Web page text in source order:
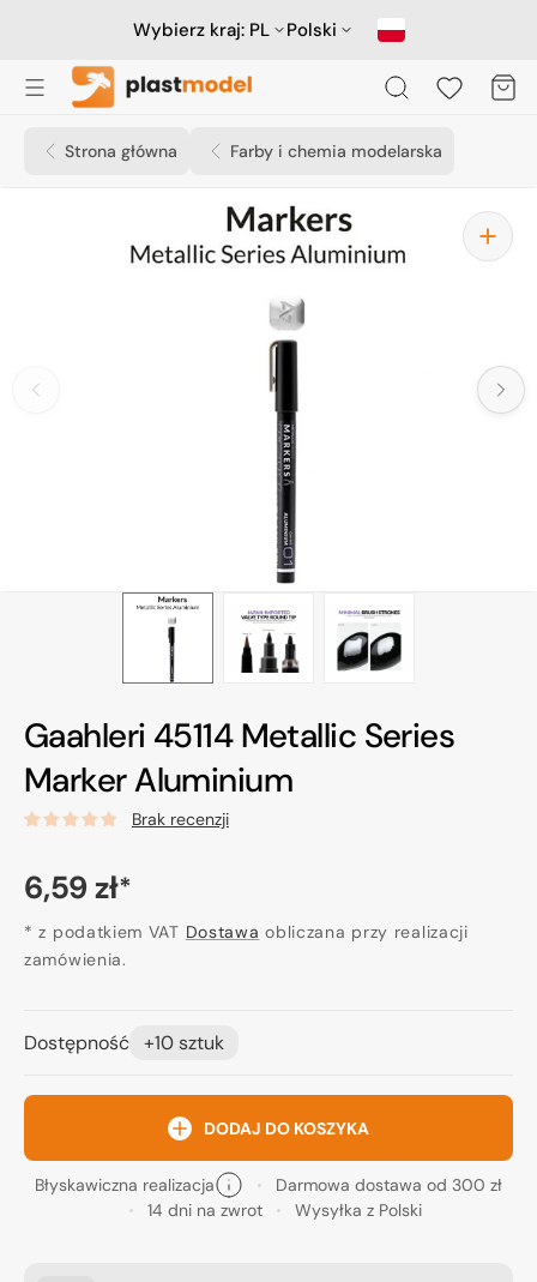
Wybierz kraj: PL Polski
Koszyk
Strona główna Farby i chemia modelarska
Otwórz
media
widoku
galerii
Gaahleri 45114 Metallic Series
Marker Aluminium
Brak recenzji
Cena
regularna
6,59 zł*
* z podatkiem VAT Dostawa obliczana przy realizacji
zamówienia.
Dostępność +10 sztuk
DODAJ DO KOSZYKA
Błyskawiczna realizacja
Darmowa dostawa od 300 zł
14 dni na zwrot
Wysyłka z Polski